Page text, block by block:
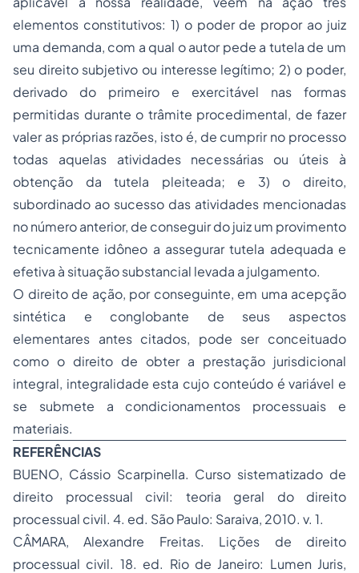
elementos constitutivos: 1) o poder de propor ao juiz
uma demanda, com a qual o autor pede a tutela de um
seu direito subjetivo ou interesse legítimo; 2) o poder,
derivado do primeiro e exercitável nas formas
permitidas durante o trâmite procedimental, de fazer
valer as próprias razões, isto é, de cumprir no processo
todas aquelas atividades necessárias ou úteis à
obtenção da tutela pleiteada; e 3) o direito,
subordinado ao sucesso das atividades mencionadas
no número anterior, de conseguir do juiz um provimento
tecnicamente idôneo a assegurar tutela adequada e
efetiva à situação substancial levada a julgamento.
O direito de ação, por conseguinte, em uma acepção
sintética e conglobante de seus aspectos
elementares antes citados, pode ser conceituado
como o direito de obter a prestação jurisdicional
integral, integralidade esta cujo conteúdo é variável e
se submete a condicionamentos processuais e
materiais.
REFERÊNCIAS
BUENO, Cássio Scarpinella. Curso sistematizado de
direito processual civil: teoria geral do direito
processual civil. 4. ed. São Paulo: Saraiva, 2010. v. 1.
CÂMARA, Alexandre Freitas. Lições de direito
processual civil. 18. ed. Rio de Janeiro: Lumen Juris,